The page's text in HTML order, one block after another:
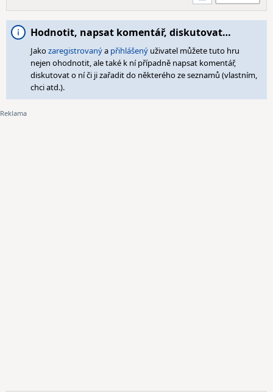
Hodnotit, napsat komentář, diskutovat…
Jakozaregistrovanýa přihlášený uživatel můžete tuto hru
nejen ohodnotit, ale také k ní případně napsat komentář,
diskutovat o ní či ji zařadit do některého ze seznamů (vlastním,
chci atd.).